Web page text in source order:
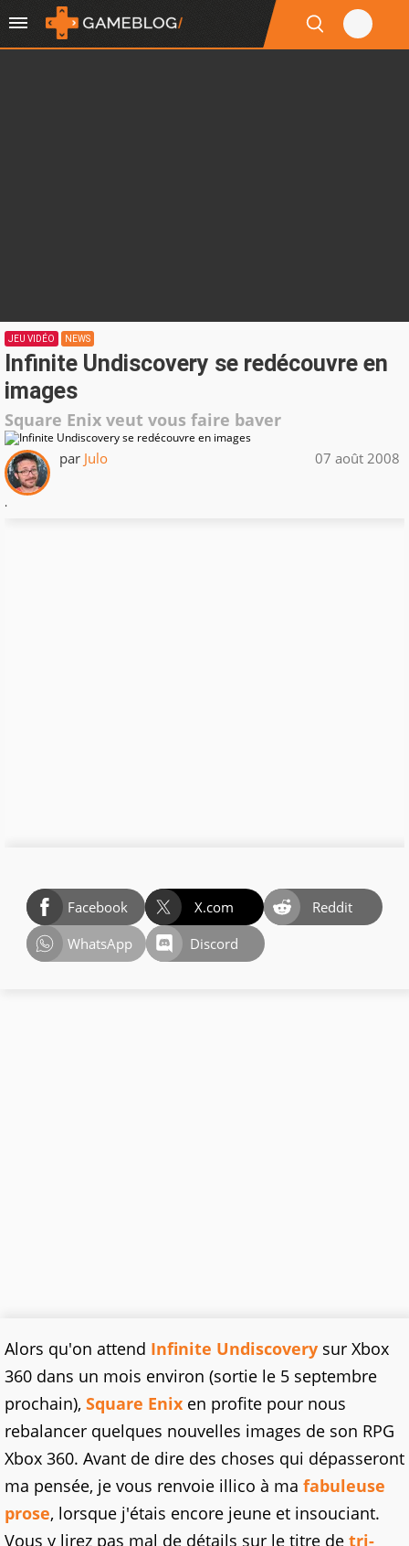
JEU VIDÉO NEWS
Infinite Undiscovery se redécouvre en
images
Square Enix veut vous faire baver
par Julo 07 août 2008
.
Facebook X.com
Reddit
WhatsApp
Discord
Alors qu'on attend Infinite Undiscovery sur Xbox
360 dans un mois environ (sortie le 5 septembre
prochain), Square Enix en profite pour nous
rebalancer quelques nouvelles images de son RPG
Xbox 360. Avant de dire des choses qui dépasseront
ma pensée, je vous renvoie illico à ma fabuleuse
prose, lorsque j'étais encore jeune et insouciant.
Vous y lirez pas mal de détails sur le titre de tri-